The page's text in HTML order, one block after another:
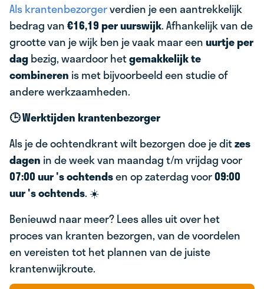
Als krantenbezorgerverdien je een aantrekkelijk
bedrag van€16,19 per uurswijk. Afhankelijk van de
grootte van je wijk ben je vaak maar eenuurtje per
dagbezig, waardoor hetgemakkelijk te
combineren is met bijvoorbeeld een studie of
andere werkzaamheden.
🕒 Werktijden krantenbezorger
Als je de ochtendkrant wilt bezorgen doe je ditzes
dagen in de week van maandag t/m vrijdag voor
07:00 uur 's ochtendsen op zaterdag voor09:00
uur 's ochtends. ☀️
Benieuwd naar meer? Lees alles uit over het
proces van kranten bezorgen, van de voordelen
en vereisten tot het plannen van de juiste
krantenwijkroute.